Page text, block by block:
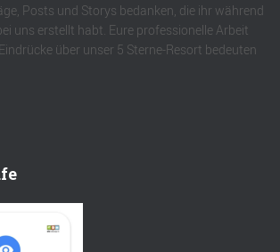
Posts und Storys bedanken, die ihr während
uns erstellt habt. Eure professionelle Arbeit
über unser 5 Sterne-Resort bedeuten